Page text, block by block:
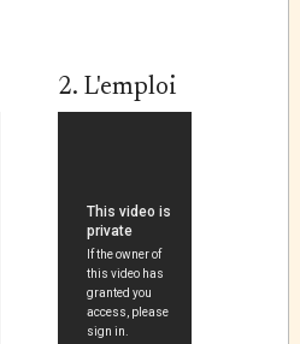
2. L'emploi